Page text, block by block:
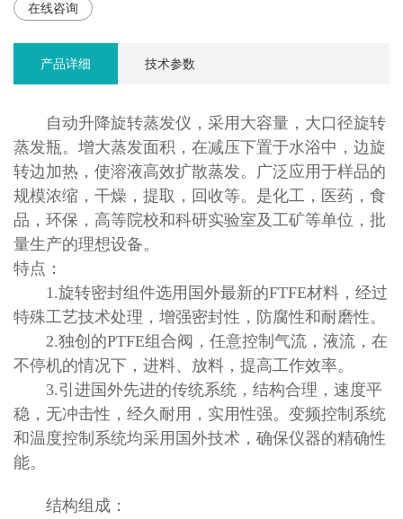
在线咨询
产品详细 技术参数
自动升降旋转蒸发仪，采用大容量，大口径旋转
蒸发瓶。增大蒸发面积，在减压下置于水浴中，边旋
转边加热，使溶液高效扩散蒸发。广泛应用于样品的
规模浓缩，干燥，提取，回收等。是化工，医药，食
品，环保，高等院校和科研实验室及工矿等单位，批
量生产的理想设备。
特点：
1.旋转密封组件选用国外最新的FTFE材料，经过
特殊工艺技术处理，增强密封性，防腐性和耐磨性。
2.独创的PTFE组合阀，任意控制气流，液流，在
不停机的情况下，进料、放料，提高工作效率。
3.引进国外先进的传统系统，结构合理，速度平
稳，无冲击性，经久耐用，实用性强。变频控制系统
和温度控制系统均采用国外技术，确保仪器的精确性
能。
结构组成：